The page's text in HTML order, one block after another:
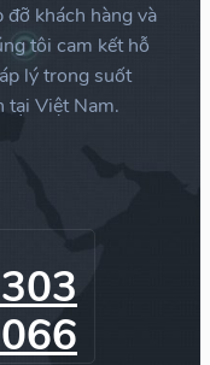
khách hàng và
tôi cam kết hỗ
lý trong suốt
tại Việt Nam.